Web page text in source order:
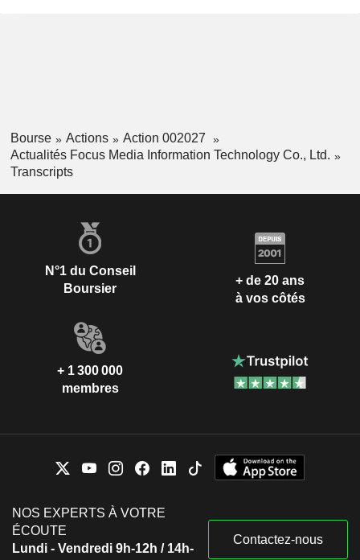
Bourse Actions
Action 002027
Actualités Focus Media Information Technology Co., Ltd.
Transcripts
N°1 du Conseil
Boursier
+ de 20 ans
à vos côtés
+ 1 300 000
membres
NOS EXPERTS À VOTRE
ÉCOUTE
Lundi - Vendredi 9h-12h / 14h-
Contactez-nous